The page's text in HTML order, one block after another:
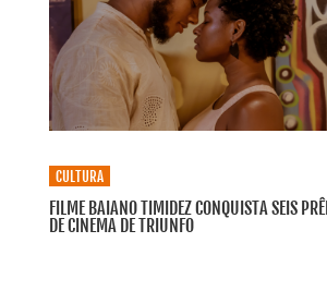
CULTURA
FILME BAIANO TIMIDEZ CONQUISTA SEIS
DE CINEMA DE TRIUNFO